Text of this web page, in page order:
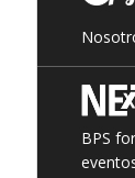
BPS